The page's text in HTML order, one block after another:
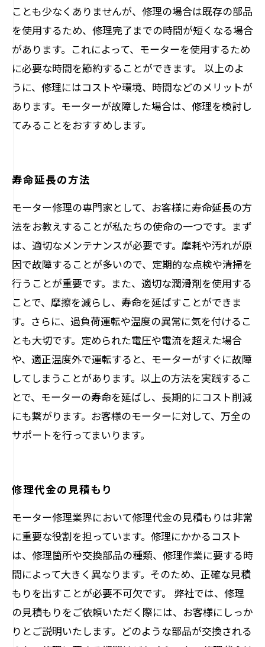
ことも少なくありませんが、修理の場合は既存の部品
を使用するため、修理完了までの時間が短くなる場合
があります。これによって、モーターを使用するため
に必要な時間を節約することができます。 以上のよ
うに、修理にはコストや環境、時間などのメリットが
あります。モーターが故障した場合は、修理を検討し
てみることをおすすめします。
寿命延長の方法
モーター修理の専門家として、お客様に寿命延長の方
法をお教えすることが私たちの使命の一つです。まず
は、適切なメンテナンスが必要です。摩耗や汚れが原
因で故障することが多いので、定期的な点検や清掃を
行うことが重要です。また、適切な潤滑剤を使用する
ことで、摩擦を減らし、寿命を延ばすことができま
す。さらに、過負荷運転や温度の異常に気を付けるこ
とも大切です。定められた電圧や電流を超えた場合
や、適正温度外で運転すると、モーターがすぐに故障
してしまうことがあります。以上の方法を実践するこ
とで、モーターの寿命を延ばし、長期的にコスト削減
にも繋がります。お客様のモーターに対して、万全の
サポートを行ってまいります。
修理代金の見積もり
モーター修理業界において修理代金の見積もりは非常
に重要な役割を担っています。修理にかかるコスト
は、修理箇所や交換部品の種類、修理作業に要する時
間によって大きく異なります。そのため、正確な見積
もりを出すことが必要不可欠です。 弊社では、修理
の見積もりをご依頼いただく際には、お客様にしっか
りとご説明いたします。どのような部品が交換される